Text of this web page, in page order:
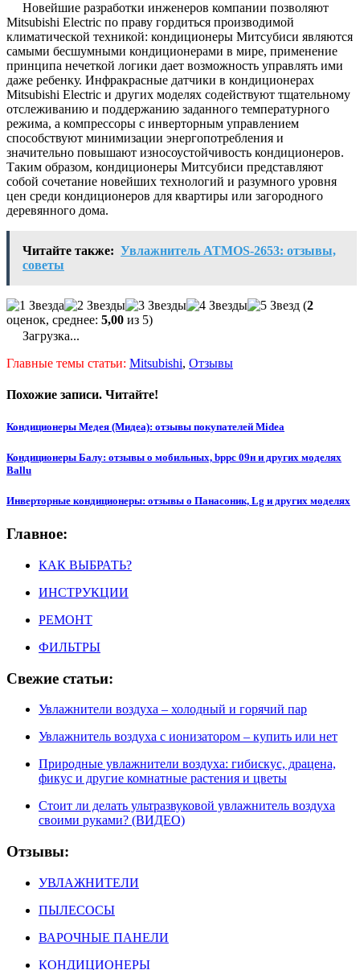
Новейшие разработки инженеров компании позволяют
Mitsubishi Electric по праву гордиться производимой
климатической техникой: кондиционеры Митсубиси являются
самыми бесшумными кондиционерами в мире, применение
принципа нечеткой логики дает возможность управлять ими
даже ребенку. Инфракрасные датчики в кондиционерах
Mitsubishi Electric и других моделях содействуют тщательному
отслеживанию и поддержанию заданного температурного
режима, а компрессоры с инверторным управлением
способствуют минимизации энергопотребления и
значительно повышают износоустойчивость кондиционеров.
Таким образом, кондиционеры Митсубиси представляют
собой сочетание новейших технологий и разумного уровня
цен среди кондиционеров для квартиры или загородного
деревянного дома.
Читайте также: Увлажнитель ATMOS-2653: отзывы,
советы
(2
оценок, среднее: 5,00 из 5)
Загрузка...
Главные темы статьи: Mitsubishi, Отзывы
Похожие записи. Читайте!
Кондиционеры Медея (Мидеа): отзывы покупателей Midea
Кондиционеры Балу: отзывы о мобильных, bppc 09н и других моделях
Ballu
Инверторные кондиционеры: отзывы о Панасоник, Lg и других моделях
Главное:
КАК ВЫБРАТЬ?
ИНСТРУКЦИИ
РЕМОНТ
ФИЛЬТРЫ
Свежие статьи:
Увлажнители воздуха – холодный и горячий пар
Увлажнитель воздуха с ионизатором – купить или нет
Природные увлажнители воздуха: гибискус, драцена,
фикус и другие комнатные растения и цветы
Стоит ли делать ультразвуковой увлажнитель воздуха
своими руками? (ВИДЕО)
Отзывы:
УВЛАЖНИТЕЛИ
ПЫЛЕСОСЫ
ВАРОЧНЫЕ ПАНЕЛИ
КОНДИЦИОНЕРЫ